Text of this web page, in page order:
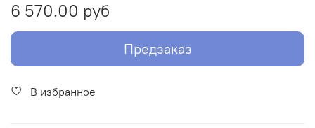
6 570.00 руб
Предзаказ
В избранное